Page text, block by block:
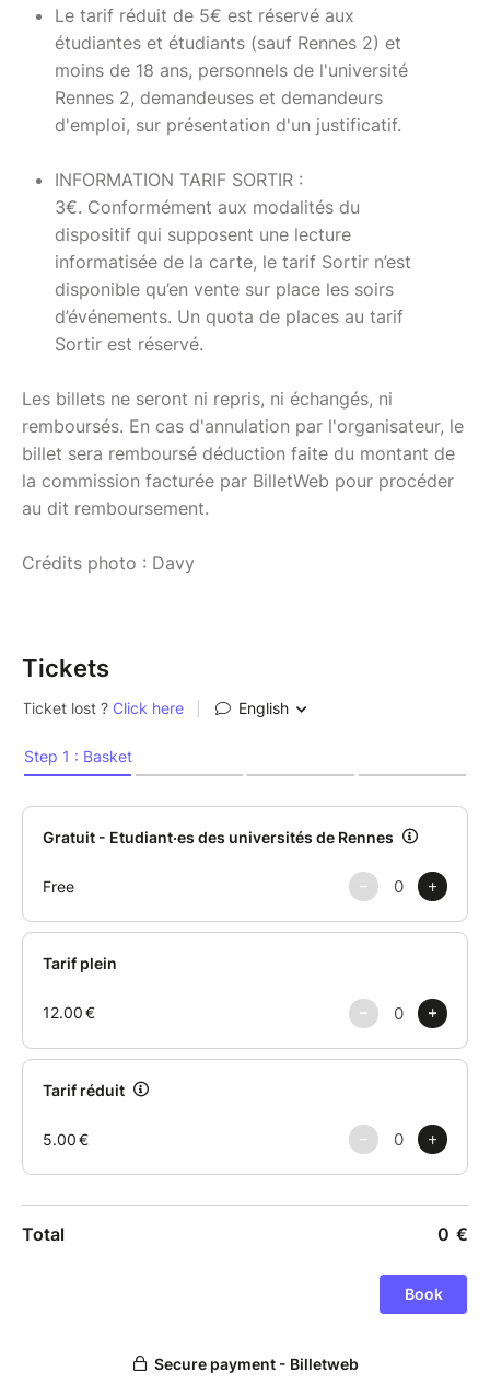
Le tarif réduit de 5€ est réservé aux
étudiantes et étudiants (sauf Rennes 2) et
moins de 18 ans, personnels de l'université
Rennes 2, demandeuses et demandeurs
d'emploi, sur présentation d'un justificatif.
INFORMATION TARIF SORTIR :
3€. Conformément aux modalités du
dispositif qui supposent une lecture
informatisée de la carte, le tarif Sortir n’est
disponible qu’en vente sur place les soirs
d’événements. Un quota de places au tarif
Sortir est réservé.
Les billets ne seront ni repris, ni échangés, ni
remboursés. En cas d'annulation par l'organisateur, le
billet sera remboursé déduction faite du montant de
la commission facturée par BilletWeb pour procéder
au dit remboursement.
Crédits photo : Davy
Tickets